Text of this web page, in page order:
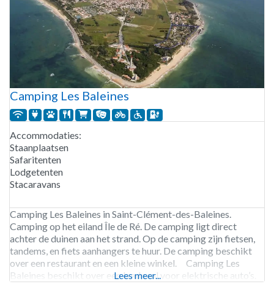
Camping Les Baleines
Accommodaties:
Staanplaatsen
Safaritenten
Lodgetenten
Stacaravans
Camping Les Baleines in Saint-Clément-des-Baleines.
Camping op het eiland Île de Ré. De camping ligt direct
achter de duinen aan het strand. Op de camping zijn fietsen,
tandems, en fiets aanhangers te huur. De camping beschikt
over een restaurant en een kleine winkel. Camping Les
Baleines beschikt over een laadpaal voor elektrische auto’s.
Lees meer...